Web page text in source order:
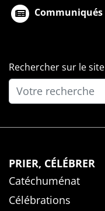
Communiqués
Rechercher sur le site
PRIER, CÉLÉBRER
Catéchuménat
Célébrations